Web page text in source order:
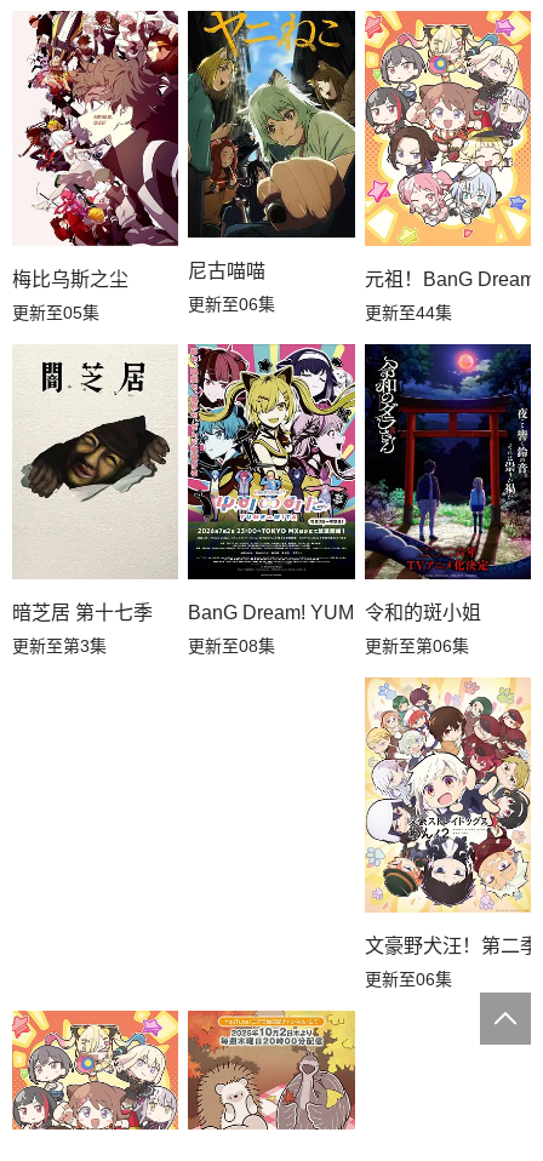
梅比乌斯之尘
更新至05集
尼古喵喵
更新至06集
元祖！BanG Dream
更新至44集
暗芝居 第十七季
更新至第3集
BanG Dream! YUME∞MITA
更新至08集
令和的斑小姐
更新至第06集
文豪野犬汪！第二季
更新至06集